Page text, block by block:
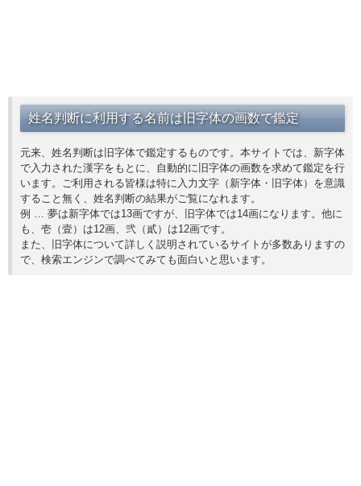
姓名判断に利用する名前は旧字体の画数で鑑定
元来、姓名判断は旧字体で鑑定するものです。本サイトでは、新字体
で入力された漢字をもとに、自動的に旧字体の画数を求めて鑑定を行
います。ご利用される皆様は特に入力文字（新字体・旧字体）を意識
すること無く、姓名判断の結果がご覧になれます。
例 … 夢は新字体では13画ですが、旧字体では14画になります。他に
も、壱（壹）は12画、弐（貳）は12画です。
また、旧字体について詳しく説明されているサイトが多数ありますの
で、検索エンジンで調べてみても面白いと思います。